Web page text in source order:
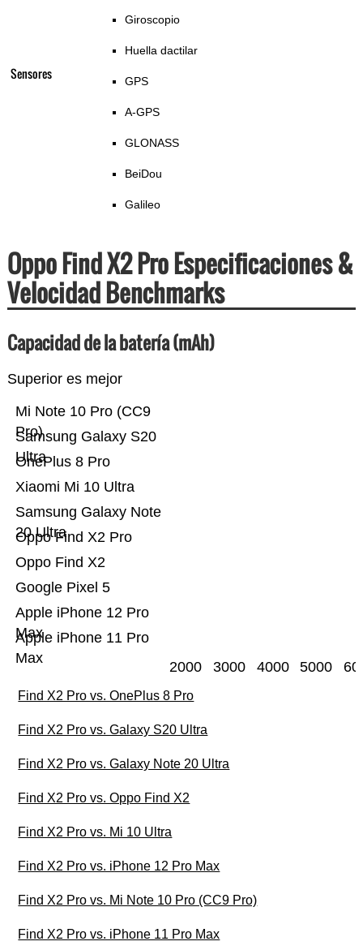
Sensores
Giroscopio
Huella dactilar
GPS
A-GPS
GLONASS
BeiDou
Galileo
Oppo Find X2 Pro Especificaciones &
Velocidad Benchmarks
Capacidad de la batería (mAh)
Superior es mejor
Apple iPhone 11 Pro
Max
Apple iPhone 12 Pro
Max
Google Pixel 5
Oppo Find X2
Oppo Find X2 Pro
Samsung Galaxy Note
20 Ultra
Xiaomi Mi 10 Ultra
OnePlus 8 Pro
Samsung Galaxy S20
Ultra
Mi Note 10 Pro (CC9
Pro)
2000 3000 4000 5000
Find X2 Pro vs. OnePlus 8 Pro
Find X2 Pro vs. Galaxy S20 Ultra
Find X2 Pro vs. Galaxy Note 20 Ultra
Find X2 Pro vs. Oppo Find X2
Find X2 Pro vs. Mi 10 Ultra
Find X2 Pro vs. iPhone 12 Pro Max
Find X2 Pro vs. Mi Note 10 Pro (CC9 Pro)
Find X2 Pro vs. iPhone 11 Pro Max